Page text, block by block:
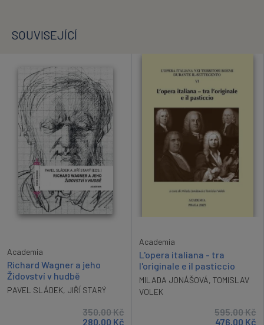
SOUVISEJÍCÍ
Academia
Richard Wagner a jeho
Židovství v hudbě
PAVEL SLÁDEK, JIŘÍ STARÝ
350,00Kč
280,00 Kč
Academia
L'opera italiana - tra
l'originale e il pasticcio
MILADA JONÁŠOVÁ, TOMISLAV
VOLEK
595,00Kč
476,00 Kč